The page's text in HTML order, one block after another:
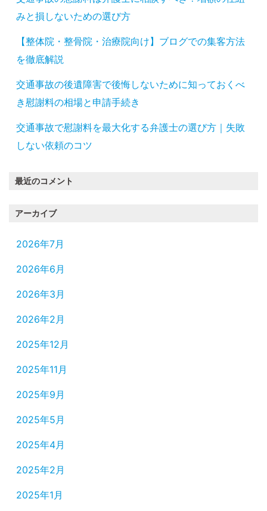
みと損しないための選び方
【整体院・整骨院・治療院向け】ブログでの集客方法
を徹底解説
交通事故の後遺障害で後悔しないために知っておくべ
き慰謝料の相場と申請手続き
交通事故で慰謝料を最大化する弁護士の選び方｜失敗
しない依頼のコツ
最近のコメント
アーカイブ
2026年7月
2026年6月
2026年3月
2026年2月
2025年12月
2025年11月
2025年9月
2025年5月
2025年4月
2025年2月
2025年1月